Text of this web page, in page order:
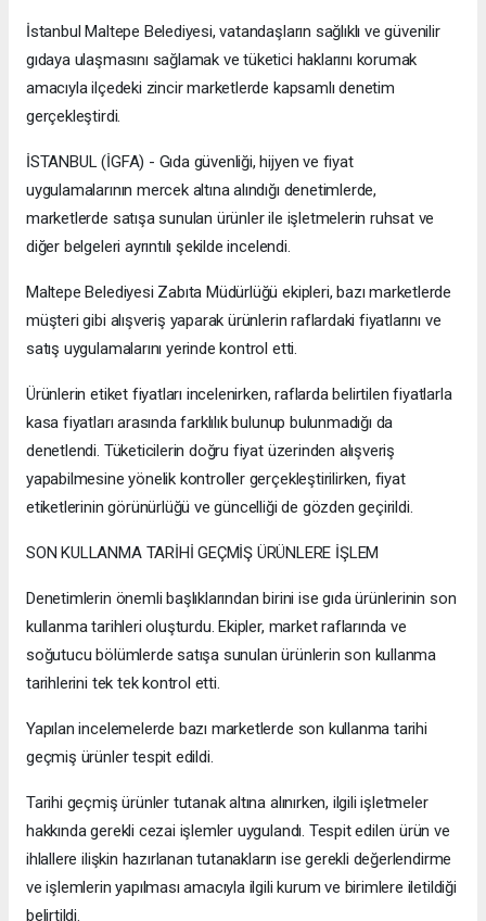
İstanbul Maltepe Belediyesi, vatandaşların sağlıklı ve güvenilir
gıdaya ulaşmasını sağlamak ve tüketici haklarını korumak
amacıyla ilçedeki zincir marketlerde kapsamlı denetim
gerçekleştirdi.
İSTANBUL (İGFA) - Gıda güvenliği, hijyen ve fiyat
uygulamalarının mercek altına alındığı denetimlerde,
marketlerde satışa sunulan ürünler ile işletmelerin ruhsat ve
diğer belgeleri ayrıntılı şekilde incelendi.
Maltepe Belediyesi Zabıta Müdürlüğü ekipleri, bazı marketlerde
müşteri gibi alışveriş yaparak ürünlerin raflardaki fiyatlarını ve
satış uygulamalarını yerinde kontrol etti.
Ürünlerin etiket fiyatları incelenirken, raflarda belirtilen fiyatlarla
kasa fiyatları arasında farklılık bulunup bulunmadığı da
denetlendi. Tüketicilerin doğru fiyat üzerinden alışveriş
yapabilmesine yönelik kontroller gerçekleştirilirken, fiyat
etiketlerinin görünürlüğü ve güncelliği de gözden geçirildi.
SON KULLANMA TARİHİ GEÇMİŞ ÜRÜNLERE İŞLEM
Denetimlerin önemli başlıklarından birini ise gıda ürünlerinin son
kullanma tarihleri oluşturdu. Ekipler, market raflarında ve
soğutucu bölümlerde satışa sunulan ürünlerin son kullanma
tarihlerini tek tek kontrol etti.
Yapılan incelemelerde bazı marketlerde son kullanma tarihi
geçmiş ürünler tespit edildi.
Tarihi geçmiş ürünler tutanak altına alınırken, ilgili işletmeler
hakkında gerekli cezai işlemler uygulandı. Tespit edilen ürün ve
ihlallere ilişkin hazırlanan tutanakların ise gerekli değerlendirme
ve işlemlerin yapılması amacıyla ilgili kurum ve birimlere iletildiği
belirtildi.